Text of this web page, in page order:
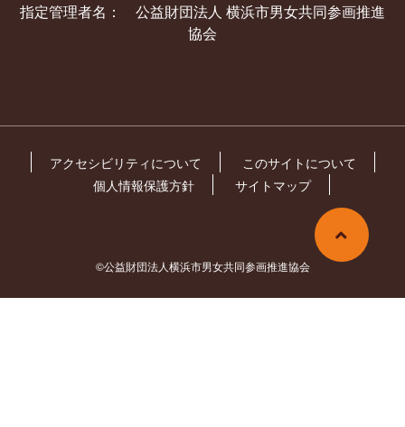
指定管理者名： 公益財団法人 横浜市男女共同参画推進
協会
アクセシビリティについて
このサイトについて
個人情報保護方針
サイトマップ
©公益財団法人横浜市男女共同参画推進協会